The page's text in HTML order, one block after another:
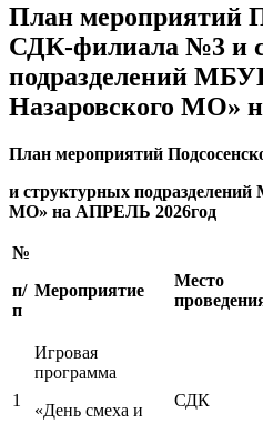
План мероприятий
СДК-филиала №3 и
подразделений
Назаровского МО»
План мероприятий
и структурных
МО» на АПРЕЛЬ 2026год
№
п/
п
Мероприятие
Место
1
Игровая
программа
«День смеха и
СДК